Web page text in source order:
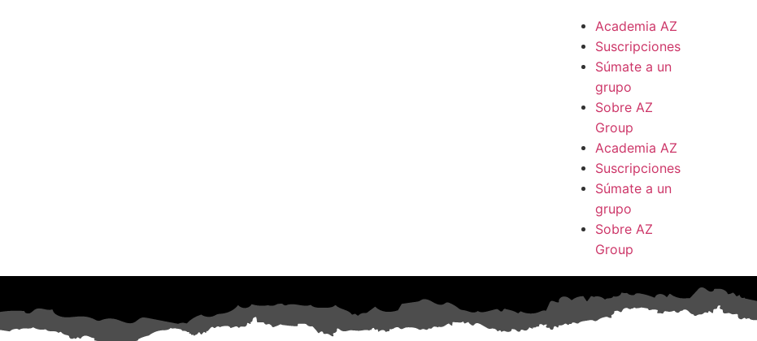
Academia AZ
Suscripciones
Súmate a un
grupo
Sobre AZ
Group
Academia AZ
Suscripciones
Súmate a un
grupo
Sobre AZ
Group